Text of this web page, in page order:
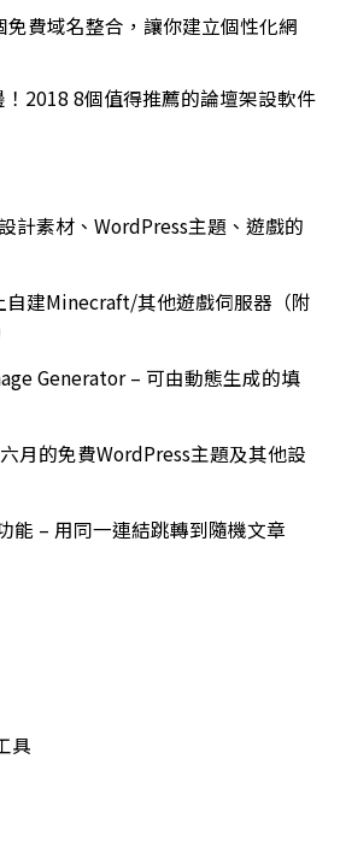
免費域名整合，讓你建立個性化網
2018 8個值得推薦的論壇架設軟件
計素材、WordPress主題、遊戲的
自建Minecraft/其他遊戲伺服器（附
Generator – 可由動態生成的填
月的免費WordPress主題及其他設
能 – 用同一連結跳轉到隨機文章
具